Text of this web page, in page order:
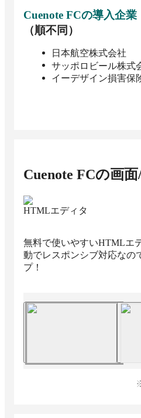
Cuenote FCの導入企業
（順不同）
日本航空株式会社
サッポロビール株式
イーデザイン損害保
Cuenote FCの画
HTMLエディタ
無料で使いやすいHTMLエ
動でレスポンシブ対応なの
プ！